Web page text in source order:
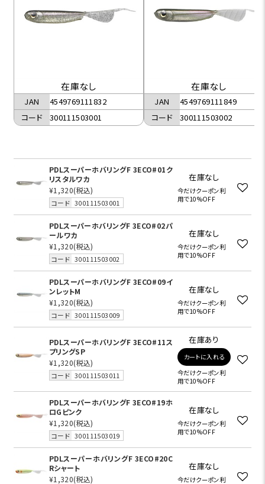
在庫なし
JAN
4549769111832
コード
300111503001
在庫なし
JAN
4549769111849
コード
300111503002
PDLスーパーホバリングF 3ECO#01ク
リスタルワカ
¥1,320(税込)
コード 300111503001
在庫なし
今だけクーポン利
用で10%OFF
PDLスーパーホバリングF 3ECO#02パ
ールワカ
¥1,320(税込)
コード 300111503002
在庫なし
今だけクーポン利
用で10%OFF
PDLスーパーホバリングF 3ECO#09イ
ンレットM
¥1,320(税込)
コード 300111503009
在庫なし
今だけクーポン利
用で10%OFF
PDLスーパーホバリングF 3ECO#11ス
プリングSP
¥1,320(税込)
コード 300111503011
在庫あり
カートに入れる
今だけクーポン利
用で10%OFF
PDLスーパーホバリングF 3ECO#19ホ
ロGピンク
¥1,320(税込)
コード 300111503019
在庫なし
今だけクーポン利
用で10%OFF
PDLスーパーホバリングF 3ECO#20C
Rシャート
¥1,320(税込)
在庫なし
今だけクーポン利